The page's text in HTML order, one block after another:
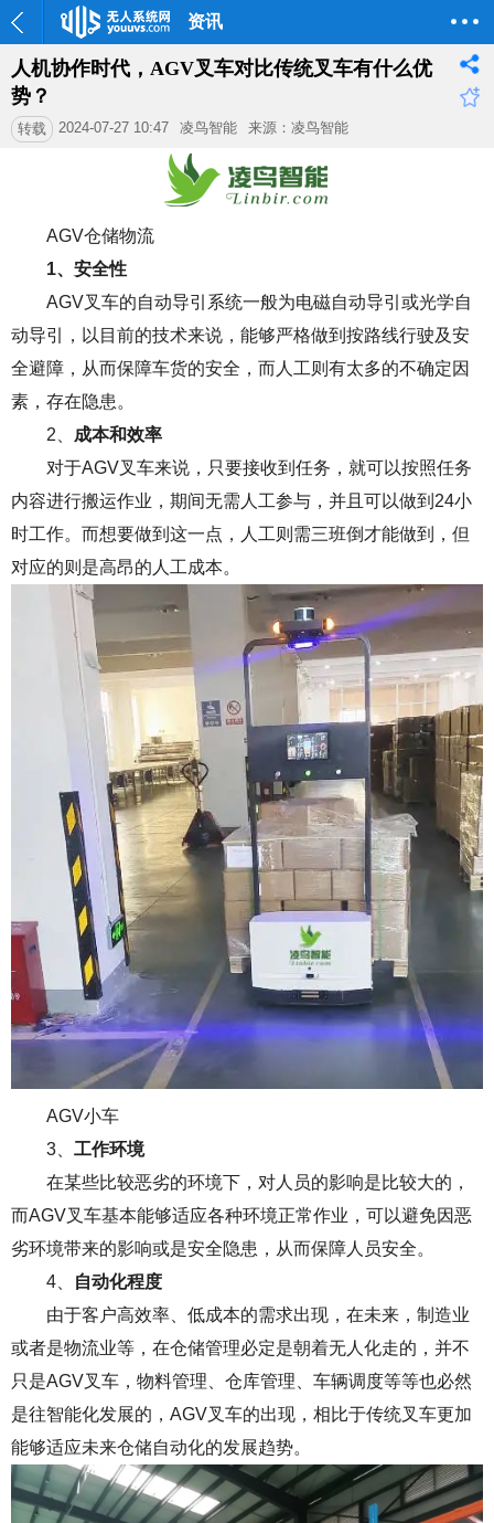
资讯
人机协作时代，AGV叉车对比传统叉车有什么优
势？
转载 2024-07-27 10:47 凌鸟智能 来源：凌鸟智能
AGV仓储物流
1、安全性
AGV叉车的自动导引系统一般为电磁自动导引或光学自
动导引，以目前的技术来说，能够严格做到按路线行驶及安
全避障，从而保障车货的安全，而人工则有太多的不确定因
素，存在隐患。
2、 成本和效率
对于AGV叉车来说，只要接收到任务，就可以按照任务
内容进行搬运作业，期间无需人工参与，并且可以做到24小
时工作。而想要做到这一点，人工则需三班倒才能做到，但
对应的则是高昂的人工成本。
AGV小车
3、 工作环境
在某些比较恶劣的环境下，对人员的影响是比较大的，
而AGV叉车基本能够适应各种环境正常作业，可以避免因恶
劣环境带来的影响或是安全隐患，从而保障人员安全。
4、
自动化程度
由于客户高效率、低成本的需求出现，在未来，制造业
或者是物流业等，在仓储管理必定是朝着无人化走的，并不
只是AGV叉车，物料管理、仓库管理、车辆调度等等也必然
是往智能化发展的，AGV叉车的出现，相比于传统叉车更加
能够适应未来仓储自动化的发展趋势。